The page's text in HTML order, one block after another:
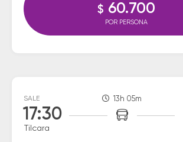
$ 60.700
POR PERSONA
SALE
17:30
Tilcara
13h 05m